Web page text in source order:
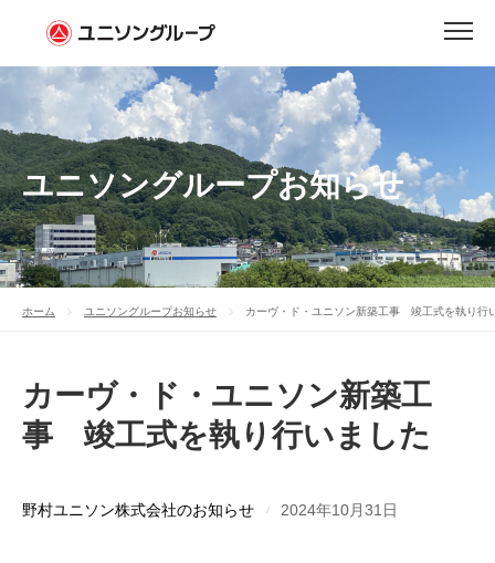
ユニソングループお知らせ
ホーム ユニソングループお知らせ カーヴ・ド・ユニソン新築工事 竣工式を執り行
カーヴ・ド・ユニソン新築工
事 竣工式を執り行いました
野村ユニソン株式会社のお知らせ 2024年10月31日